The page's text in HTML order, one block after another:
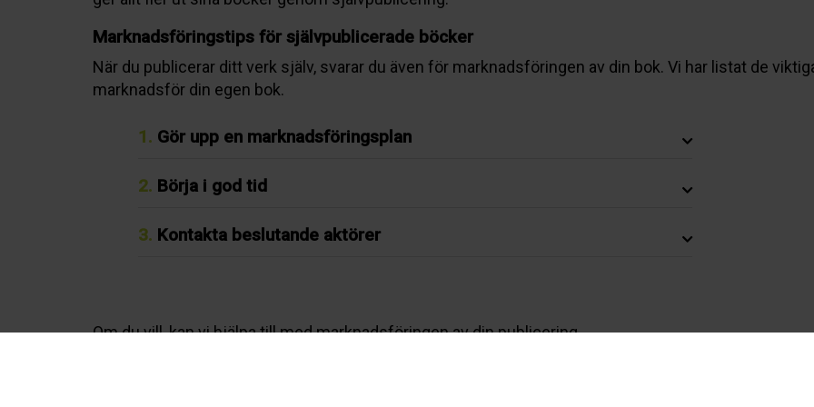
Marknadsföringstips för självpublicerade böcker
När du publicerar ditt verk själv, svarar du även för marknadsföringen av din bok. Vi har listat de
marknadsför din egen bok.
1. Gör upp en marknadsföringsplan
2. Börja i god tid
3. Kontakta beslutande aktörer
Om du vill, kan vi hjälpa till med marknadsföringen av din publicering.